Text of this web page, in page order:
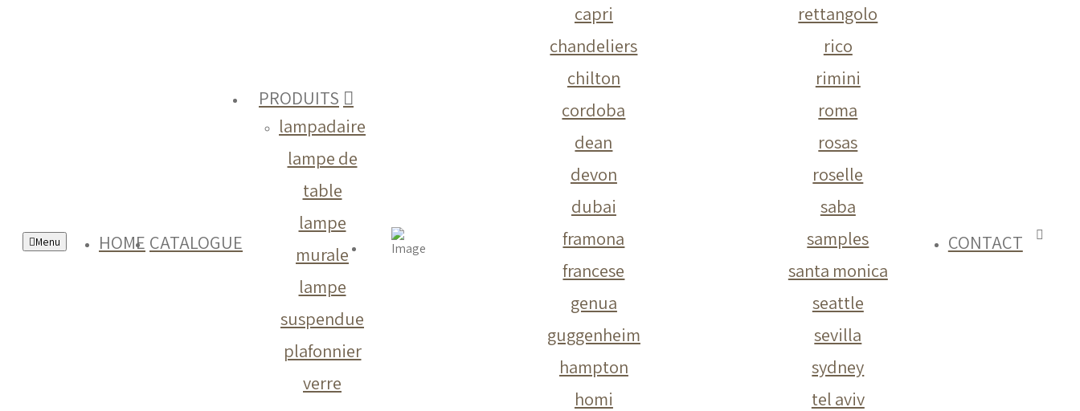
Menu HOME CATALOGUE
PRODUITS
lampadaire
lampe de
table
lampe
murale
lampe
suspendue
plafonnier
verre
capri
chandeliers
chilton
cordoba
dean
devon
dubai
framona
francese
genua
guggenheim
hampton
homi
rettangolo
rico
rimini
roma
rosas
roselle
saba
samples
santa monica
seattle
sevilla
sydney
tel aviv
CONTACT